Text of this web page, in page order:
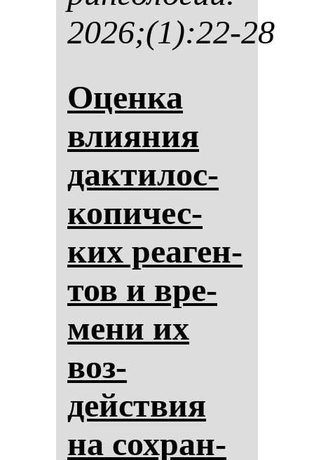
2026;(1):22-28
Оцен­ка
вли­яния
дак­ти­лос­
ко­пи­чес­
ких ре­аген­
тов и вре­
ме­ни их
воз­
действия
на сох­ран­